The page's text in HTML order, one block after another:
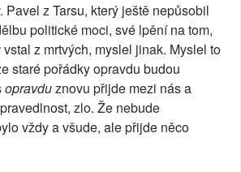
Pavel z Tarsu, který ještě nepůsobil
politické moci, své lpění na tom,
vstal z mrtvých, myslel jinak. Myslel to
staré pořádky opravdu budou
opravduznovu přijde mezi nás a
zlo. Že nebude
vždy a všude, ale přijde něco